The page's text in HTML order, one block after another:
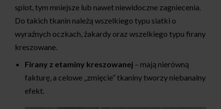
splot, tym mniejsze lub nawet niewidoczne zagniecenia.
Do takich tkanin należą wszelkiego typu siatki o
wyraźnych oczkach, żakardy oraz wszelkiego typu firany
kreszowane.
Firany z etaminy kreszowanej – mają nierówną
fakturę, a celowe „zmięcie” tkaniny tworzy niebanalny
efekt.